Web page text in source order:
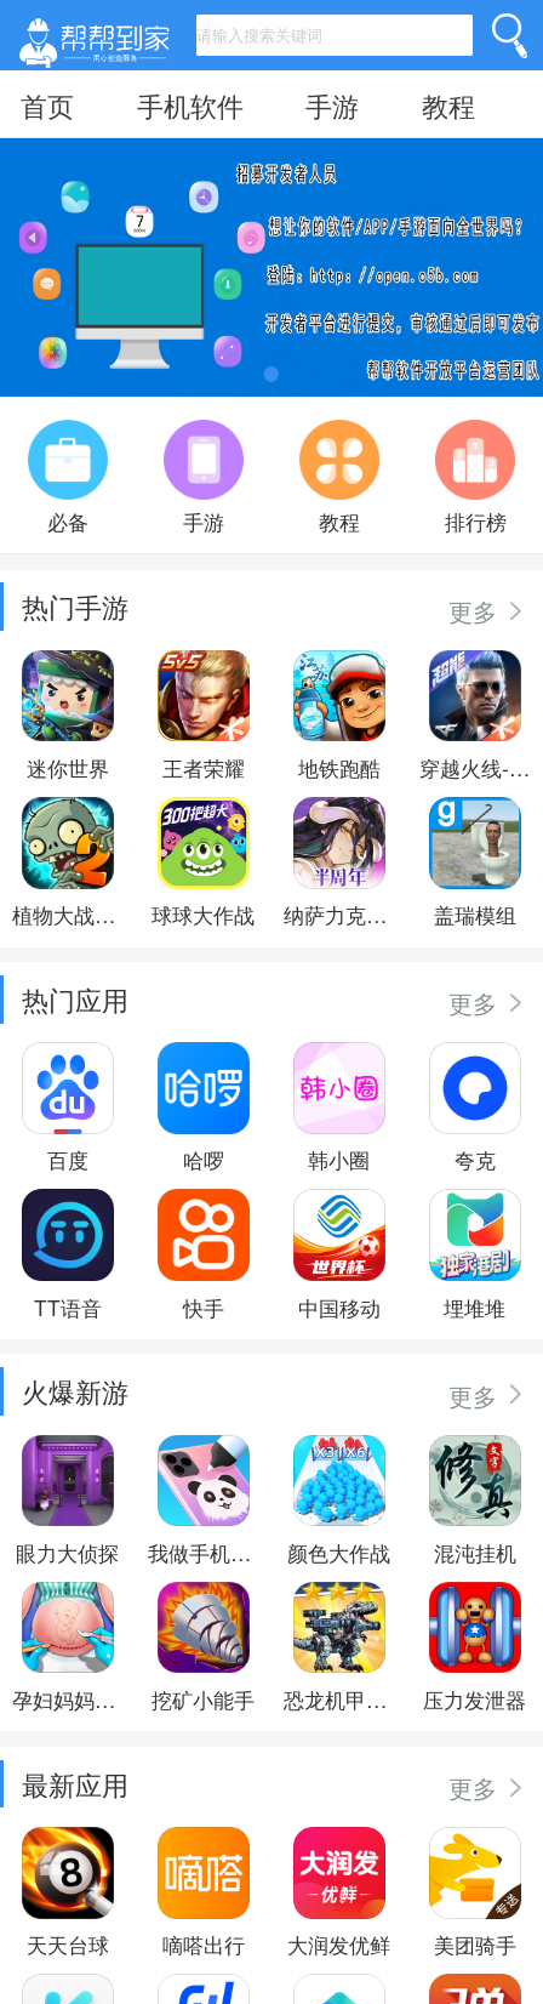
首页 手机软件 手游 教程
必备 手游 教程 排行榜
热门手游 更多
迷你世界 王者荣耀 地铁跑酷 穿越火线-枪战王者
植物大战僵尸2 球球大作战 纳萨力克之王 盖瑞模组
热门应用 更多
百度 哈啰 韩小圈 夸克
TT语音 快手 中国移动 埋堆堆
火爆新游 更多
眼力大侦探 我做手机壳特好看 颜色大作战 混沌挂机
孕妇妈妈日记 挖矿小能手 恐龙机甲射手 压力发泄器
最新应用 更多
天天台球 嘀嗒出行 大润发优鲜 美团骑手